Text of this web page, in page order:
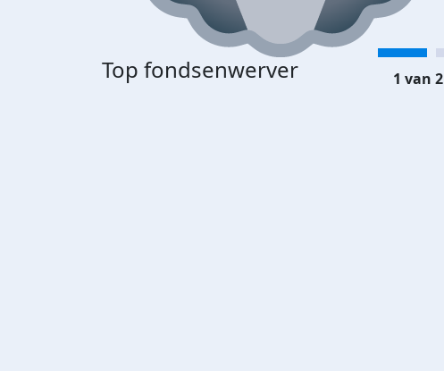
Top fondsenwerver 1 van 2